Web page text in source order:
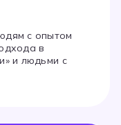
с опытом
в
и людьми с